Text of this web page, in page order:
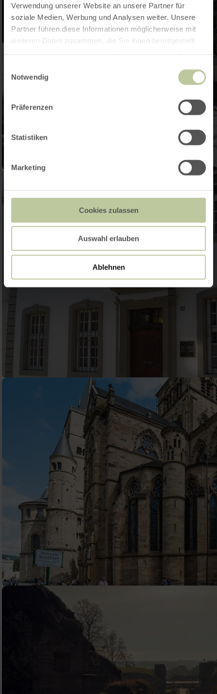
Verwendung unserer Website an unsere Partner für
soziale Medien, Werbung und Analysen weiter. Unsere
Partner führen diese Informationen möglicherweise mit
weiteren Daten zusammen, die Sie ihnen bereitgestellt
Notwendig
Präferenzen
Statistiken
Marketing
Cookies zulassen
Auswahl erlauben
Ablehnen